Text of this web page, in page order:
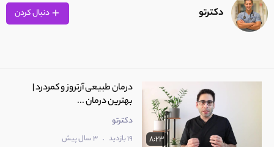
دکترتو
8:23
درمان طبیعی آرتروز و کمردرد |
بهترین درمان ...
دکترتو
19 بازدید . 3 سال پیش